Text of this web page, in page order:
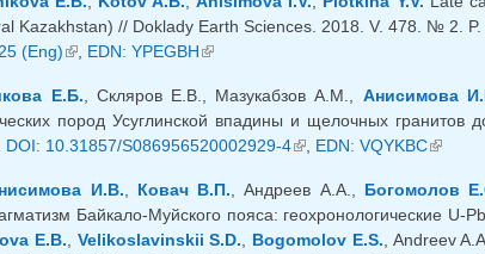
Kazakhstan) // Doklady Earth Sciences. 2018. V. 478. № 2.
(Eng)(внешняя ссылка)
, EDN: YPEGBH(внешняя ссылка)
Е.Б., Скляров Е.В., Мазукабзов А.М., Анисимова
пород Усуглинской впадины и щелочных гранитов
DOI: 10.31857/S086956520002929-4(внешняя ссылка)
, EDN: VQYKBC
И.В., Ковач В.П., Андреев А.А., Богомолов
Байкало-Муйского пояса: геохронологические
E.B., Velikoslavinskii S.D., Bogomolov E.S., Andreev